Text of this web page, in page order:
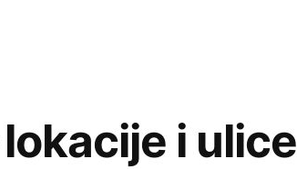
i ulice